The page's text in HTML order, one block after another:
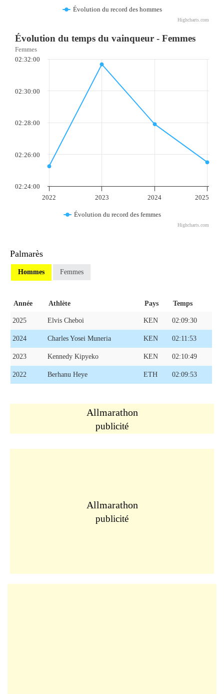
Évolution du record des hommes
Highcharts.com
Évolution du temps du vainqueur - Femmes
Femmes
Évolution du record des femmes
2022 2023 2024 2025
02:24:00
02:26:00
02:28:00
02:30:00
02:32:00
Highcharts.com
Palmarès
Hommes Femmes
Année Athlète Pays Temps
2025 Elvis Cheboi KEN 02:09:30
2024 Charles Yosei Muneria KEN 02:11:53
2023 Kennedy Kipyeko KEN 02:10:49
2022 Berhanu Heye ETH 02:09:53
Allmarathon
publicité
Allmarathon
publicité